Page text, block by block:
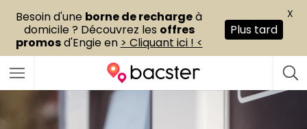
Besoin d'une borne de rechargeà
domicile ? Découvrez les offres
promosd'Engie en > Cliquant ici ! <
Plus tard
X